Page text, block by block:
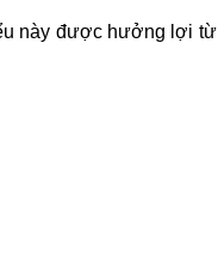
này được hưởng lợi